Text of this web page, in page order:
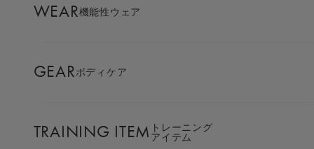
WEAR機能性ウェア
GEARボディケア
TRAINING ITEM トレーニング
アイテム
り・痛み・動きにくさを和らげるセルフケアです。
この記事では、筋膜の働きから、効果的なやり方、
注意点までを解説します。